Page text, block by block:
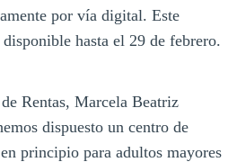
por vía digital. Este
hasta el 29 de febrero.
Rentas, Marcela Beatriz
dispuesto un centro de
principio para adultos mayores